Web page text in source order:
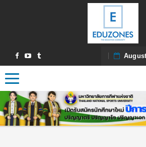
Toggle navigation